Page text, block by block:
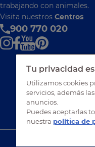
trabajando con animales.
Visita nuestros Centros
900 770 020
Tu privacidad
Utilizamos cookies
servicios, además
anuncios.
Puedes aceptarlas
nuestra política de